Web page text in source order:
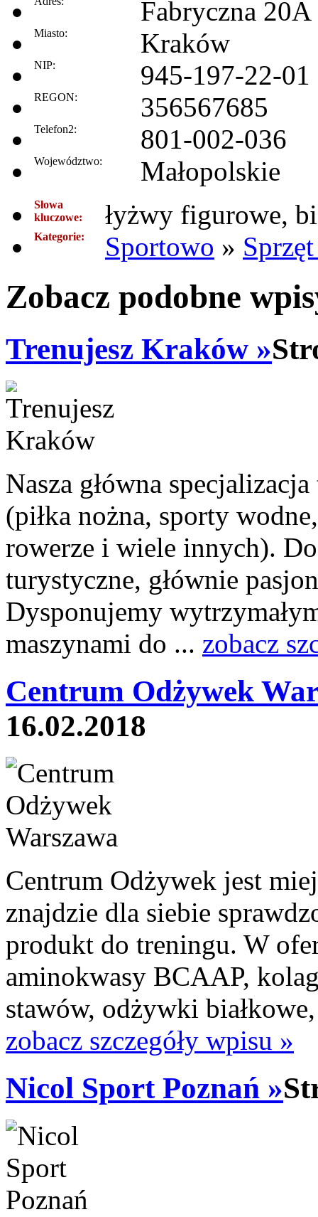
Fabryczna 20A
Miasto: Kraków
NIP: 945-197-22-01
REGON: 356567685
Telefon2: 801-002-036
Województwo: Małopolskie
Słowa
kluczowe:
łyżwy figurowe,
Kategorie: Sportowo »
Zobacz podobne
Trenujesz Kraków »
Nasza główna
(piłka nożna, sporty
rowerze i wiele innych).
turystyczne, głównie
Dysponujemy
maszynami do ... zobacz
Centrum Odżywek
16.02.2018
Centrum Odżywek jest
znajdzie dla siebie
produkt do treningu. W
aminokwasy BCAAP,
stawów, odżywki
zobacz szczegóły wpisu »
Nicol Sport Poznań »